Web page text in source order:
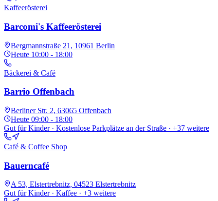
Kaffeerösterei
Barcomi's Kaffeerösterei
Bergmannstraße 21, 10961 Berlin
Heute 10:00 - 18:00
Bäckerei & Café
Barrio Offenbach
Berliner Str. 2, 63065 Offenbach
Heute 09:00 - 18:00
Gut für Kinder · Kostenlose Parkplätze an der Straße · +37 weitere
Café & Coffee Shop
Bauerncafé
A 53, Elstertrebnitz, 04523 Elstertrebnitz
Gut für Kinder · Kaffee · +3 weitere